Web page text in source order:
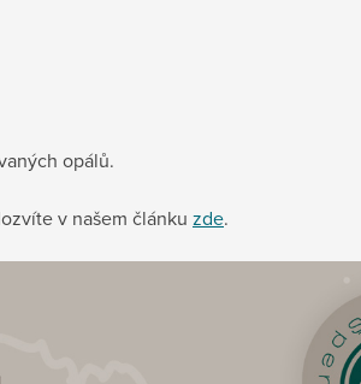
opálů.
v našem článku zde.